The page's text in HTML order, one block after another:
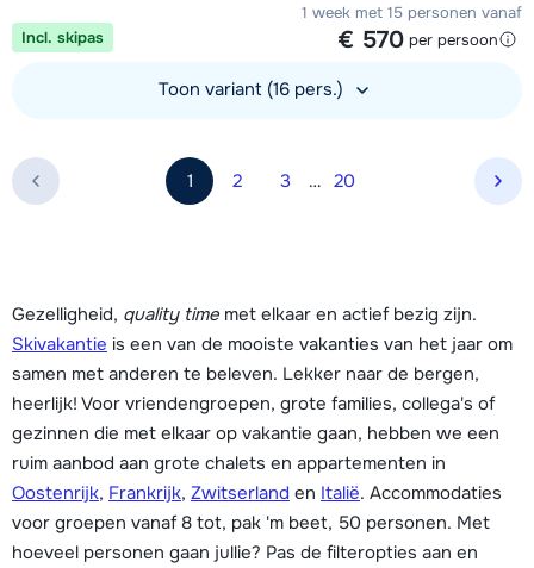
1 week met 15 personen vanaf
€ 570 per persoon
Incl. skipas
Toon variant (16 pers.)
1 2 3 … 20
Gezelligheid, quality time met elkaar en actief bezig zijn.
Skivakantie is een van de mooiste vakanties van het jaar om
samen met anderen te beleven. Lekker naar de bergen,
heerlijk! Voor vriendengroepen, grote families, collega's of
gezinnen die met elkaar op vakantie gaan, hebben we een
ruim aanbod aan grote chalets en appartementen in
Oostenrijk, Frankrijk, Zwitserland en Italië. Accommodaties
voor groepen vanaf 8 tot, pak 'm beet, 50 personen. Met
hoeveel personen gaan jullie? Pas de filteropties aan en